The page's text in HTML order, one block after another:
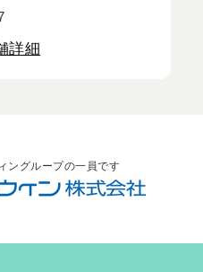
詳細
ングループの一員です